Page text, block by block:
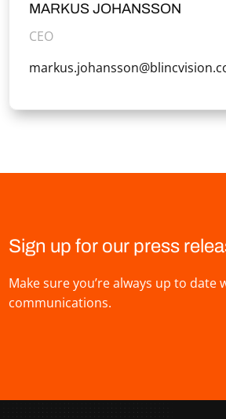
MARKUS JOHANSSON
CEO
Sign up for our press
Make sure you’re always up to
communications.